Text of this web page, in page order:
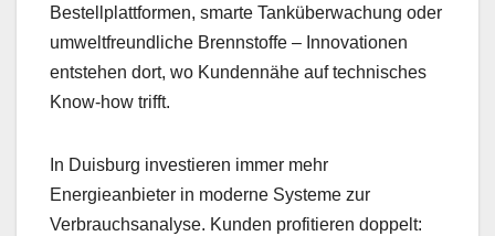
Bestellplattformen, smarte Tanküberwachung oder
umweltfreundliche Brennstoffe – Innovationen
entstehen dort, wo Kundennähe auf technisches
Know-how trifft.
In Duisburg investieren immer mehr
Energieanbieter in moderne Systeme zur
Verbrauchsanalyse. Kunden profitieren doppelt: